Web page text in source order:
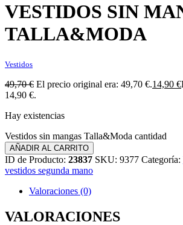
VESTIDOS SIN
TALLA&MODA
Vestidos
49,70€ El precio original era: 49,70 €.14,90 €
14,90 €.
Hay existencias
Vestidos sin mangas Talla&Moda cantidad
AÑADIR AL CARRITO
ID de Producto: 23837 SKU: 9377 Categoría:
vestidos segunda mano
Valoraciones (0)
VALORACIONES